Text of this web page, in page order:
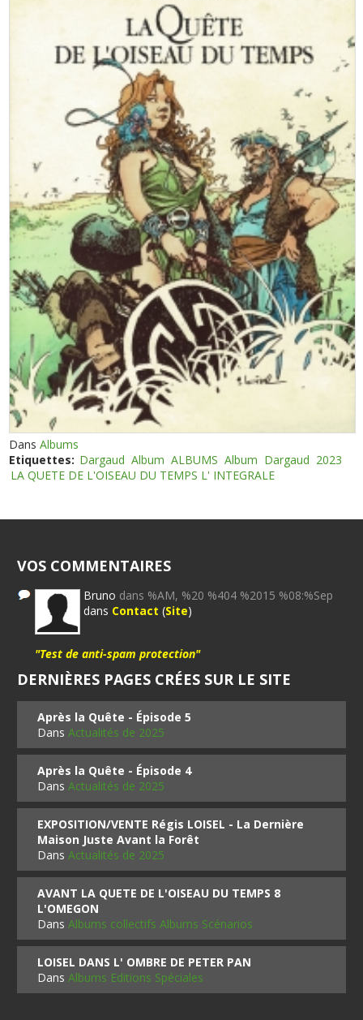
DansAlbums
Etiquettes: Dargaud Album ALBUMS Album Dargaud 2023
LA QUETE DE L'OISEAU DU TEMPS L' INTEGRALE
VOS COMMENTAIRES
Bruno dans %AM, %20 %404 %2015 %08:%Sep
dans Contact (Site)
"Test de anti-spam protection"
DERNIÈRES PAGES CRÉES SUR LE SITE
Après la Quête - Épisode 5
DansActualités de 2025
Après la Quête - Épisode 4
DansActualités de 2025
EXPOSITION/VENTE Régis LOISEL - La Dernière
Maison Juste Avant la Forêt
DansActualités de 2025
AVANT LA QUETE DE L'OISEAU DU TEMPS 8
L'OMEGON
DansAlbums collectifs Albums Scénarios
LOISEL DANS L' OMBRE DE PETER PAN
DansAlbums Editions Spéciales